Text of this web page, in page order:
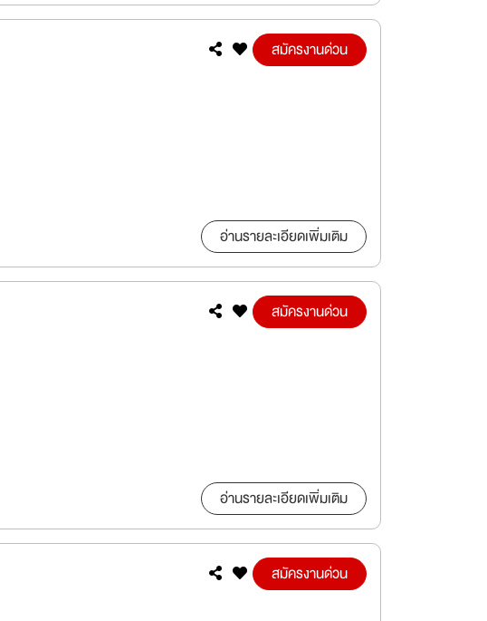
สมัครงานด่วน
อ่านรายละเอียดเพิ่มเติม
สมัครงานด่วน
อ่านรายละเอียดเพิ่มเติม
สมัครงานด่วน